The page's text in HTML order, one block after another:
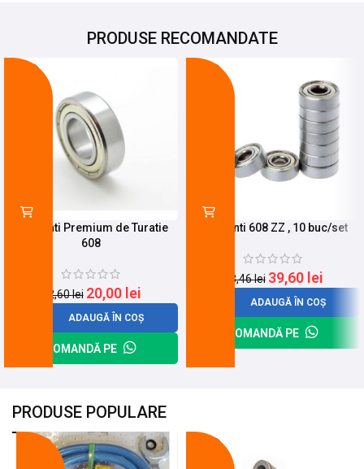
PRODUSE RECOMANDATE
Rulmenti Premium de Turatie
608
22,60lei 20,00 lei
ADAUGĂ ÎN COȘ
COMANDĂ PE
Rulmenti 608 ZZ , 10 buc/set
53,46lei 39,60 lei
ADAUGĂ ÎN COȘ
COMANDĂ PE
PRODUSE POPULARE